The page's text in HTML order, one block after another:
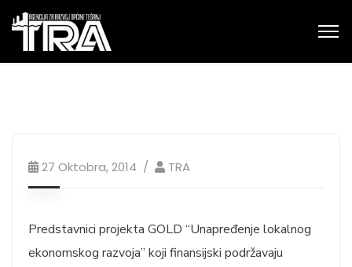
27 Oktobra, 2014 TRA
Predstavnici projekta GOLD “Unapređenje lokalnog
ekonomskog razvoja” koji finansijski podržavaju